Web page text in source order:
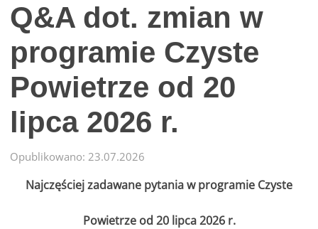
Q&A dot. zmian w
programie Czyste
Powietrze od 20
lipca 2026 r.
Opublikowano: 23.07.2026
Najczęściej zadawane pytania w programie Czyste
Powietrze od 20 lipca 2026 r.